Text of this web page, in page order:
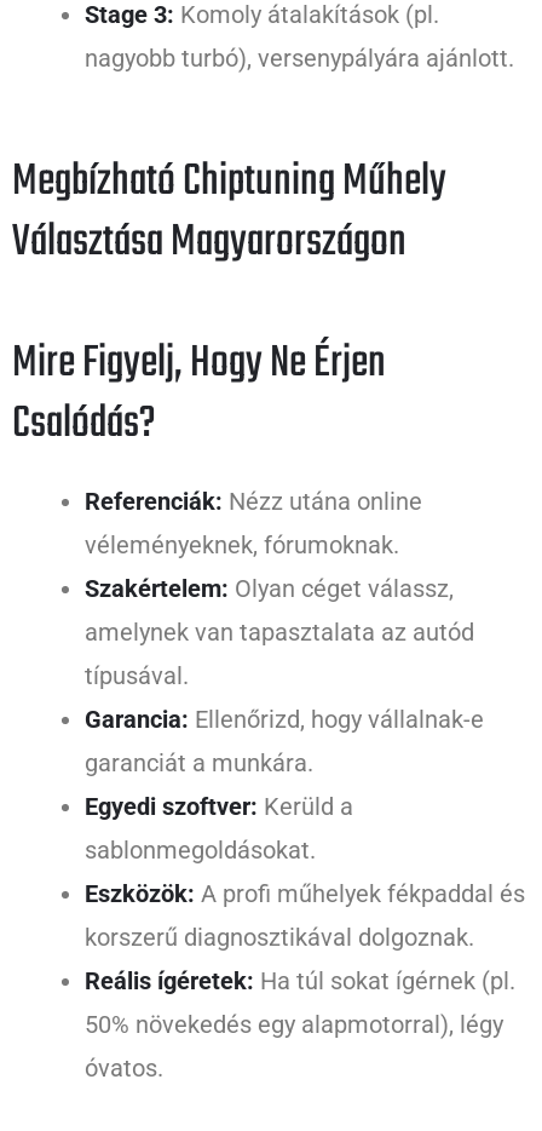
Stage 3: Komoly átalakítások (pl.
nagyobb turbó), versenypályára ajánlott.
Megbízható Chiptuning Műhely
Választása Magyarországon
Mire Figyelj, Hogy Ne Érjen
Csalódás?
Referenciák: Nézz utána online
véleményeknek, fórumoknak.
Szakértelem: Olyan céget válassz,
amelynek van tapasztalata az autód
típusával.
Garancia: Ellenőrizd, hogy vállalnak-e
garanciát a munkára.
Egyedi szoftver: Kerüld a
sablonmegoldásokat.
Eszközök: A profi műhelyek fékpaddal és
korszerű diagnosztikával dolgoznak.
Reális ígéretek: Ha túl sokat ígérnek (pl.
50% növekedés egy alapmotorral), légy
óvatos.